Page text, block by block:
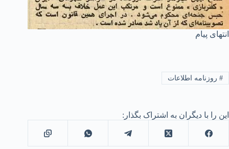
انتهای پیام
#روزنامه اطلاعات
این را با دیگران به اشتراک بگذار: